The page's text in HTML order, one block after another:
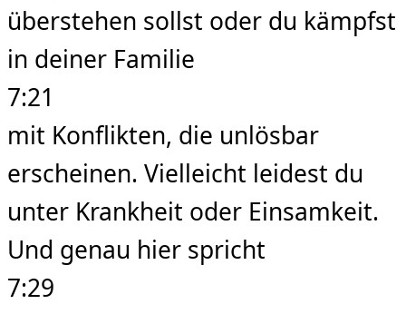
überstehen sollst oder du kämpfst
in deiner Familie
7:21
mit Konflikten, die unlösbar
erscheinen. Vielleicht leidest du
unter Krankheit oder Einsamkeit.
Und genau hier spricht
7:29